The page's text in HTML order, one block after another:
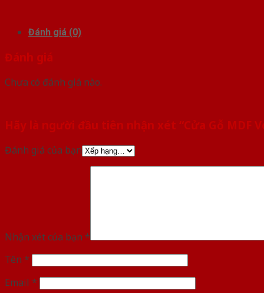
Đánh giá (0)
Đánh giá
Chưa có đánh giá nào.
Hãy là người đầu tiên nhận xét “Cửa Gỗ MDF
Đánh giá của bạn
Nhận xét của bạn *
Tên *
Email *